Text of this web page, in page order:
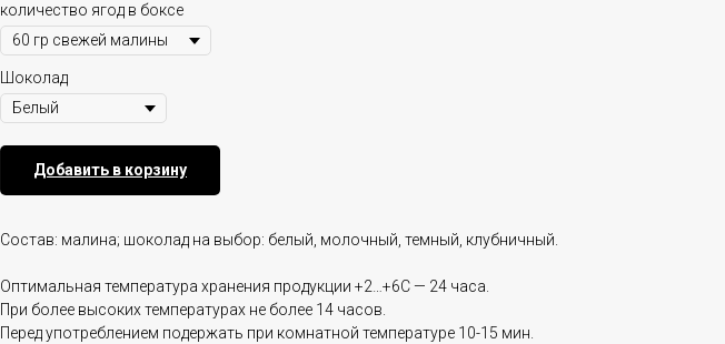
количество ягод в боксе
Шоколад
Добавить в корзину
Состав: малина; шоколад на выбор: белый, молочный, темный, клубничный.
Оптимальная температура хранения продукции +2…+6С — 24 часа.
При более высоких температурах не более 14 часов.
Перед употреблением подержать при комнатной температуре 10-15 мин.